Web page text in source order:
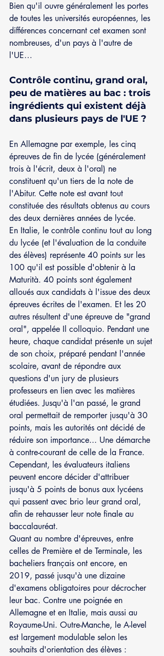
Bien qu'il ouvre généralement les portes
de toutes les universités européennes, les
différences concernant cet examen sont
nombreuses, d'un pays à l'autre de
l'UE…
Contrôle continu, grand oral,
peu de matières au bac : trois
ingrédients qui existent déjà
dans plusieurs pays de l'UE ?
En Allemagne par exemple, les cinq
épreuves de fin de lycée (généralement
trois à l'écrit, deux à l'oral) ne
constituent qu'un tiers de la note de
l'Abitur. Cette note est avant tout
constituée des résultats obtenus au cours
des deux dernières années de lycée.
En Italie, le contrôle continu tout au long
du lycée (et l'évaluation de la conduite
des élèves) représente 40 points sur les
100 qu'il est possible d'obtenir à la
Maturità. 40 points sont également
alloués aux candidats à l'issue des deux
épreuves écrites de l'examen. Et les 20
autres résultent d'une épreuve de "grand
oral", appelée Il colloquio. Pendant une
heure, chaque candidat présente un sujet
de son choix, préparé pendant l'année
scolaire, avant de répondre aux
questions d'un jury de plusieurs
professeurs en lien avec les matières
étudiées. Jusqu'à l'an passé, le grand
oral permettait de remporter jusqu'à 30
points, mais les autorités ont décidé de
réduire son importance... Une démarche
à contre-courant de celle de la France.
Cependant, les évaluateurs italiens
peuvent encore décider d'attribuer
jusqu'à 5 points de bonus aux lycéens
qui passent avec brio leur grand oral,
afin de rehausser leur note finale au
baccalauréat.
Quant au nombre d'épreuves, entre
celles de Première et de Terminale, les
bacheliers français ont encore, en
2019, passé jusqu'à une dizaine
d'examens obligatoires pour décrocher
leur bac. Contre une poignée en
Allemagne et en Italie, mais aussi au
Royaume-Uni. Outre-Manche, le A-level
est largement modulable selon les
souhaits d'orientation des élèves :